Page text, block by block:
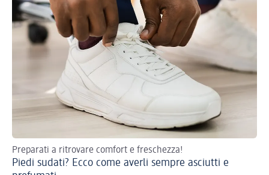
Preparati a ritrovare comfort e freschezza!
Piedi sudati? Ecco come averli sempre asciutti e